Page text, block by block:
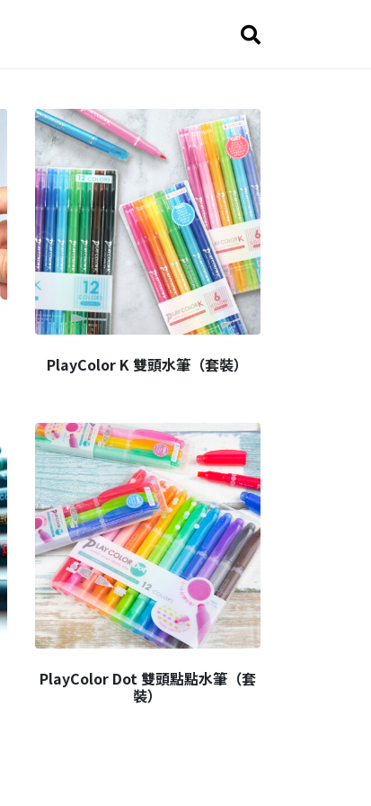
PlayColor K 雙頭水筆（套裝）
PlayColor Dot 雙頭點點水筆（套
裝）